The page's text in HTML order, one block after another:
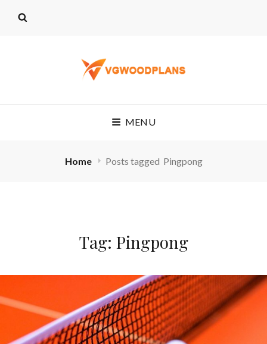
MENU
Home Posts tagged Pingpong
Tag: Pingpong